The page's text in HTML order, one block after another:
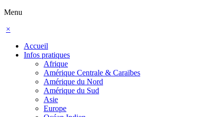
Menu
×
Accueil
Infos pratiques
Afrique
Amérique Centrale & Caraïbes
Amérique du Nord
Amérique du Sud
Asie
Europe